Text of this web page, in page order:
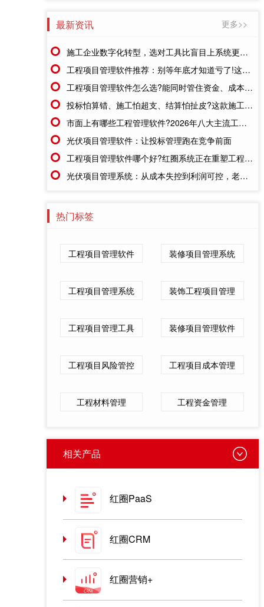
最新资讯 更多>>
施工企业数字化转型，选对工具比盲目上系统更重要
工程项目管理软件推荐：别等年底才知道亏了!这套系统让每一分钱都有迹可循
工程项目管理软件怎么选?能同时管住资金、成本、进度的才靠谱
投标怕算错、施工怕超支、结算怕扯皮?这款施工成本管理系统一招全解决
市面上有哪些工程管理软件?2026年八大主流工具深度盘点
光伏项目管理软件：让投标管理跑在竞争前面
工程项目管理软件哪个好?红圈系统正在重塑工程企业的"数字大脑"
光伏项目管理系统：从成本失控到利润可控，老板只需做对一步
热门标签
工程项目管理软件 装修项目管理系统
工程项目管理系统 装饰工程项目管理
工程项目管理工具 装修项目管理软件
工程项目风险管控 工程项目成本管理
工程材料管理 工程资金管理
相关产品
红圈PaaS
红圈CRM
红圈营销+